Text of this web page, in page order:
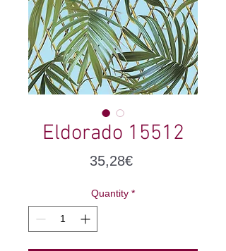
Eldorado 15512
35,28€Price
Quantity *